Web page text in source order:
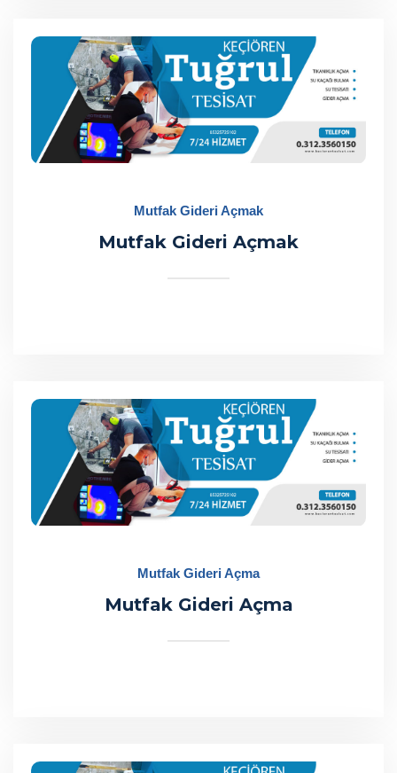
Mutfak Gideri Açmak
Mutfak Gideri Açmak
Mutfak Gideri Açma
Mutfak Gideri Açma